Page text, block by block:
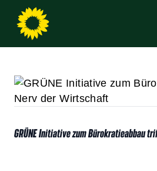
GRÜNE Initiative zum Bürokratieabbau